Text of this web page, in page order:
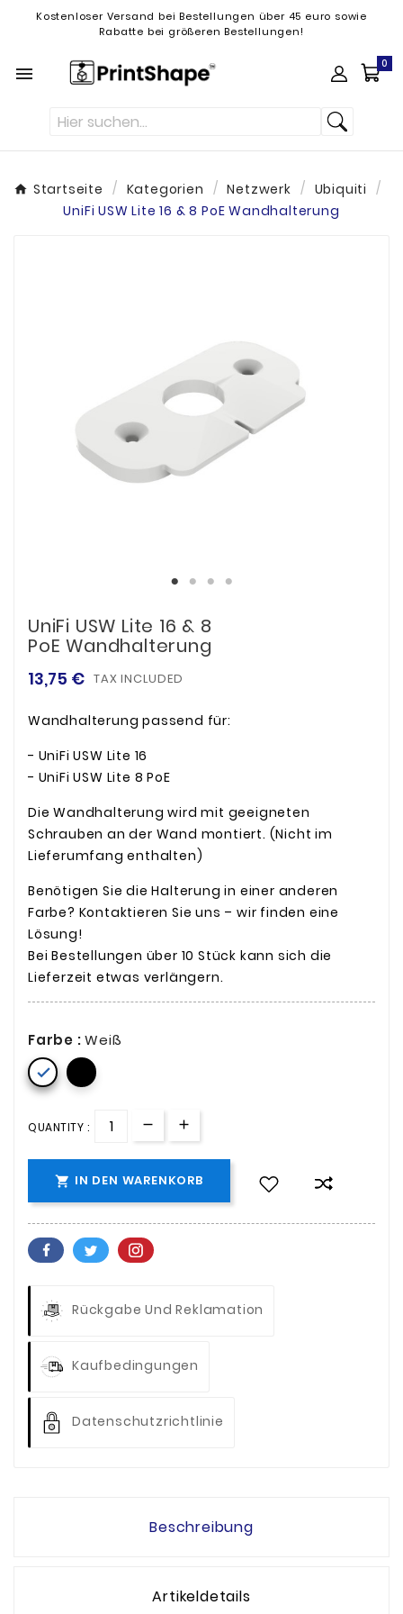
Kostenloser Versand bei Bestellungen über 45 euro sowie
Rabatte bei größeren Bestellungen!
 0
Startseite Kategorien Netzwerk
Ubiquiti
UniFi USW Lite 16 & 8 PoE Wandhalterung
UniFi USW Lite 16 & 8
PoE Wandhalterung
13,75 € TAX INCLUDED
Wandhalterung passend für:
- UniFi USW Lite 16
- UniFi USW Lite 8 PoE
Die Wandhalterung wird mit geeigneten
Schrauben an der Wand montiert. (Nicht im
Lieferumfang enthalten)
Benötigen Sie die Halterung in einer anderen
Farbe? Kontaktieren Sie uns – wir finden eine
Lösung!
Bei Bestellungen über 10 Stück kann sich die
Lieferzeit etwas verlängern.
Farbe :Weiß

QUANTITY :
 IN DEN WARENKORB
Rückgabe Und Reklamation
Kaufbedingungen
Datenschutzrichtlinie
Beschreibung
Artikeldetails